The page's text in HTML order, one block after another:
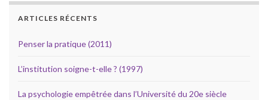
ARTICLES RÉCENTS
Penser la pratique (2011)
L’institution soigne-t-elle ? (1997)
La psychologie empêtrée dans l’Université du 20e siècle